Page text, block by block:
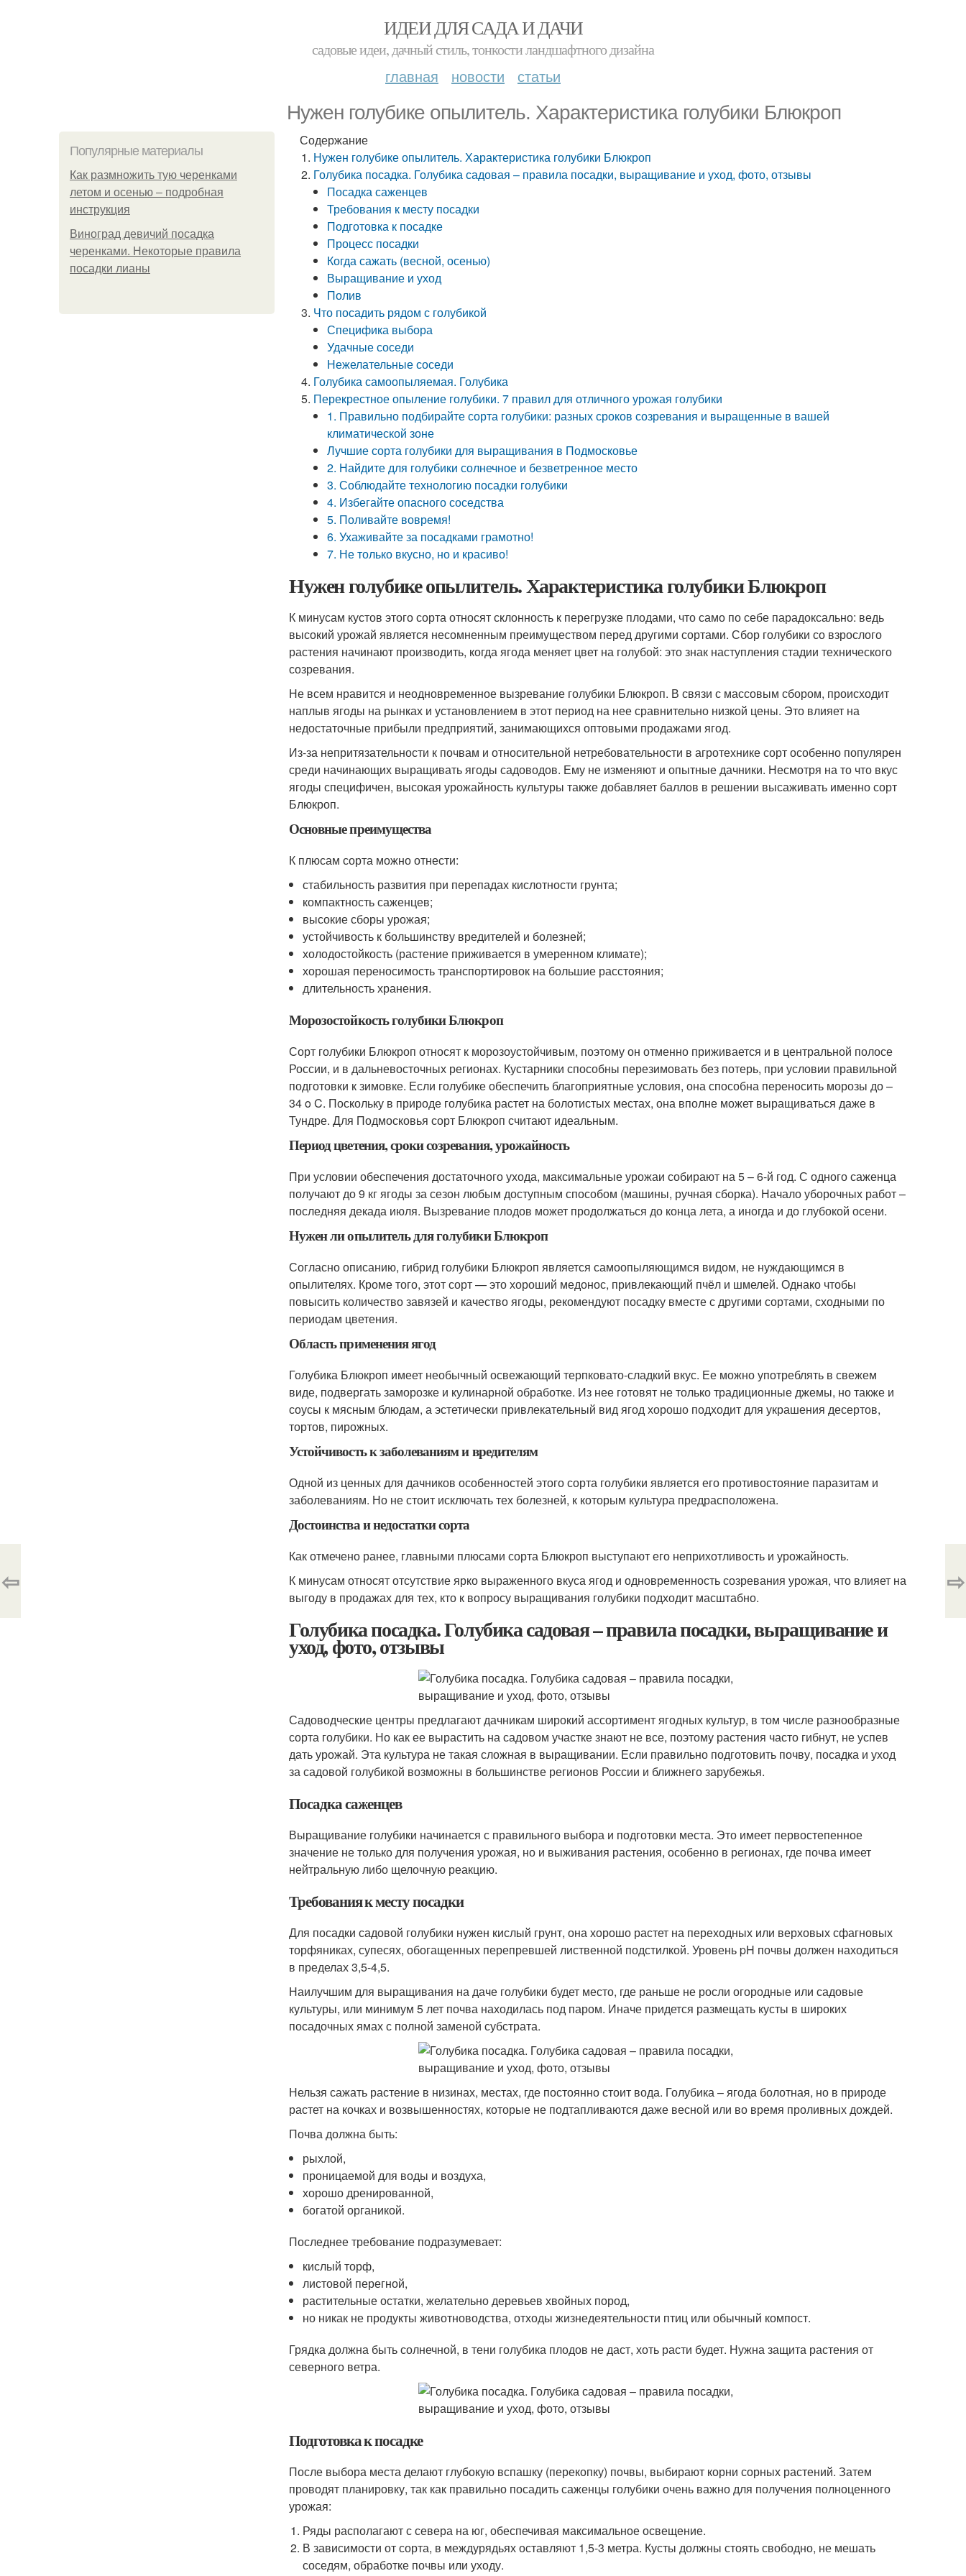
ИДЕИ ДЛЯ САДА И ДАЧИ
садовые идеи, дачный стиль, тонкости ландшафтного дизайна
главная новости статьи
Нужен голубике опылитель. Характеристика голубики Блюкроп
Популярные материалы
Как размножить тую черенками
летом и осенью – подробная
инструкция
Виноград девичий посадка
черенками. Некоторые правила
посадки лианы
Содержание
Нужен голубике опылитель. Характеристика голубики Блюкроп
Голубика посадка. Голубика садовая – правила посадки, выращивание и уход, фото, отзывы
Посадка саженцев
Требования к месту посадки
Подготовка к посадке
Процесс посадки
Когда сажать (весной, осенью)
Выращивание и уход
Полив
Что посадить рядом с голубикой
Специфика выбора
Удачные соседи
Нежелательные соседи
Голубика самоопыляемая. Голубика
Перекрестное опыление голубики. 7 правил для отличного урожая голубики
1. Правильно подбирайте сорта голубики: разных сроков созревания и выращенные в вашей
климатической зоне
Лучшие сорта голубики для выращивания в Подмосковье
2. Найдите для голубики солнечное и безветренное место
3. Соблюдайте технологию посадки голубики
4. Избегайте опасного соседства
5. Поливайте вовремя!
6. Ухаживайте за посадками грамотно!
7. Не только вкусно, но и красиво!
Нужен голубике опылитель. Характеристика голубики Блюкроп
К минусам кустов этого сорта относят склонность к перегрузке плодами, что само по себе парадоксально: ведь
высокий урожай является несомненным преимуществом перед другими сортами. Сбор голубики со взрослого
растения начинают производить, когда ягода меняет цвет на голубой: это знак наступления стадии технического
созревания.
Не всем нравится и неодновременное вызревание голубики Блюкроп. В связи с массовым сбором, происходит
наплыв ягоды на рынках и установлением в этот период на нее сравнительно низкой цены. Это влияет на
недостаточные прибыли предприятий, занимающихся оптовыми продажами ягод.
Из-за непритязательности к почвам и относительной нетребовательности в агротехнике сорт особенно популярен
среди начинающих выращивать ягоды садоводов. Ему не изменяют и опытные дачники. Несмотря на то что вкус
ягоды специфичен, высокая урожайность культуры также добавляет баллов в решении высаживать именно сорт
Блюкроп.
Основные преимущества
К плюсам сорта можно отнести:
стабильность развития при перепадах кислотности грунта;
компактность саженцев;
высокие сборы урожая;
устойчивость к большинству вредителей и болезней;
холодостойкость (растение приживается в умеренном климате);
хорошая переносимость транспортировок на большие расстояния;
длительность хранения.
Морозостойкость голубики Блюкроп
Сорт голубики Блюкроп относят к морозоустойчивым, поэтому он отменно приживается и в центральной полосе
России, и в дальневосточных регионах. Кустарники способны перезимовать без потерь, при условии правильной
подготовки к зимовке. Если голубике обеспечить благоприятные условия, она способна переносить морозы до –
34 o C. Поскольку в природе голубика растет на болотистых местах, она вполне может выращиваться даже в
Тундре. Для Подмосковья сорт Блюкроп считают идеальным.
Период цветения, сроки созревания, урожайность
При условии обеспечения достаточного ухода, максимальные урожаи собирают на 5 – 6-й год. С одного саженца
получают до 9 кг ягоды за сезон любым доступным способом (машины, ручная сборка). Начало уборочных работ –
последняя декада июля. Вызревание плодов может продолжаться до конца лета, а иногда и до глубокой осени.
Нужен ли опылитель для голубики Блюкроп
Согласно описанию, гибрид голубики Блюкроп является самоопыляющимся видом, не нуждающимся в
опылителях. Кроме того, этот сорт — это хороший медонос, привлекающий пчёл и шмелей. Однако чтобы
повысить количество завязей и качество ягоды, рекомендуют посадку вместе с другими сортами, сходными по
периодам цветения.
Область применения ягод
Голубика Блюкроп имеет необычный освежающий терпковато-сладкий вкус. Ее можно употреблять в свежем
виде, подвергать заморозке и кулинарной обработке. Из нее готовят не только традиционные джемы, но также и
соусы к мясным блюдам, а эстетически привлекательный вид ягод хорошо подходит для украшения десертов,
тортов, пирожных.
Устойчивость к заболеваниям и вредителям
Одной из ценных для дачников особенностей этого сорта голубики является его противостояние паразитам и
заболеваниям. Но не стоит исключать тех болезней, к которым культура предрасположена.
Достоинства и недостатки сорта
Как отмечено ранее, главными плюсами сорта Блюкроп выступают его неприхотливость и урожайность.
К минусам относят отсутствие ярко выраженного вкуса ягод и одновременность созревания урожая, что влияет на
выгоду в продажах для тех, кто к вопросу выращивания голубики подходит масштабно.
Голубика посадка. Голубика садовая – правила посадки, выращивание и
уход, фото, отзывы
Садоводческие центры предлагают дачникам широкий ассортимент ягодных культур, в том числе разнообразные
сорта голубики. Но как ее вырастить на садовом участке знают не все, поэтому растения часто гибнут, не успев
дать урожай. Эта культура не такая сложная в выращивании. Если правильно подготовить почву, посадка и уход
за садовой голубикой возможны в большинстве регионов России и ближнего зарубежья.
Посадка саженцев
Выращивание голубики начинается с правильного выбора и подготовки места. Это имеет первостепенное
значение не только для получения урожая, но и выживания растения, особенно в регионах, где почва имеет
нейтральную либо щелочную реакцию.
Требования к месту посадки
Для посадки садовой голубики нужен кислый грунт, она хорошо растет на переходных или верховых сфагновых
торфяниках, супесях, обогащенных перепревшей лиственной подстилкой. Уровень pH почвы должен находиться
в пределах 3,5-4,5.
Наилучшим для выращивания на даче голубики будет место, где раньше не росли огородные или садовые
культуры, или минимум 5 лет почва находилась под паром. Иначе придется размещать кусты в широких
посадочных ямах с полной заменой субстрата.
Нельзя сажать растение в низинах, местах, где постоянно стоит вода. Голубика – ягода болотная, но в природе
растет на кочках и возвышенностях, которые не подтапливаются даже весной или во время проливных дождей.
Почва должна быть:
рыхлой,
проницаемой для воды и воздуха,
хорошо дренированной,
богатой органикой.
Последнее требование подразумевает:
кислый торф,
листовой перегной,
растительные остатки, желательно деревьев хвойных пород,
но никак не продукты животноводства, отходы жизнедеятельности птиц или обычный компост.
Грядка должна быть солнечной, в тени голубика плодов не даст, хоть расти будет. Нужна защита растения от
северного ветра.
Подготовка к посадке
После выбора места делают глубокую вспашку (перекопку) почвы, выбирают корни сорных растений. Затем
проводят планировку, так как правильно посадить саженцы голубики очень важно для получения полноценного
урожая:
Ряды располагают с севера на юг, обеспечивая максимальное освещение.
В зависимости от сорта, в междурядьях оставляют 1,5-3 метра. Кусты должны стоять свободно, не мешать
соседям, обработке почвы или уходу.
⇦ ⇨